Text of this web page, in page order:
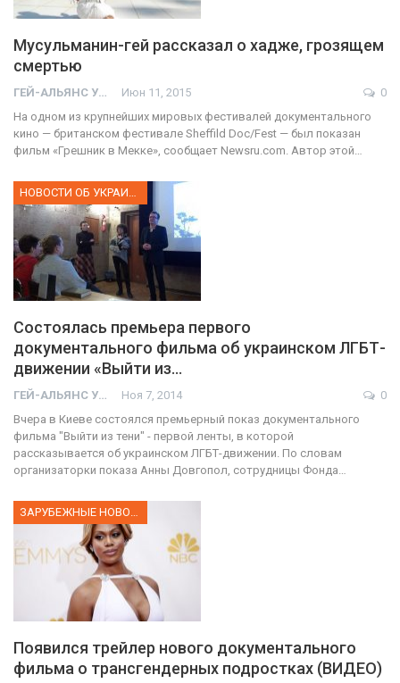
Мусульманин-гей рассказал о хадже, грозящем
смертью
ГЕЙ-АЛЬЯНС УКРАИНА Июн 11, 2015
0
На одном из крупнейших мировых фестивалей документального
кино — британском фестивале Sheffild Doc/Fest — был показан
фильм «Грешник в Мекке», сообщает Newsru.com. Автор этой…
Состоялась премьера первого
документального фильма об украинском ЛГБТ-
движении «Выйти из…
ГЕЙ-АЛЬЯНС УКРАИНА Ноя 7, 2014
0
Вчера в Киеве состоялся премьерный показ документального
фильма "Выйти из тени" - первой ленты, в которой
рассказывается об украинском ЛГБТ-движении. По словам
организаторки показа Анны Довгопол, сотрудницы Фонда…
ЗАРУБЕЖНЫЕ НОВОСТИ
Появился трейлер нового документального
фильма о трансгендерных подростках (ВИДЕО)